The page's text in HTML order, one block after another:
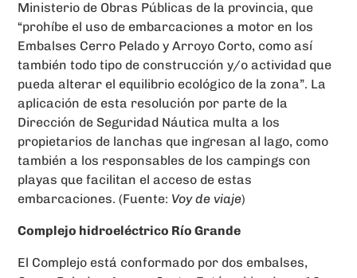
Ministerio de Obras Públicas de la provincia, que
“prohíbe el uso de embarcaciones a motor en los
Embalses Cerro Pelado y Arroyo Corto, como así
también todo tipo de construcción y/o actividad que
pueda alterar el equilibrio ecológico de la zona”. La
aplicación de esta resolución por parte de la
Dirección de Seguridad Náutica multa a los
propietarios de lanchas que ingresan al lago, como
también a los responsables de los campings con
playas que facilitan el acceso de estas
embarcaciones. (Fuente: Voy de viaje)
Complejo hidroeléctrico Río Grande
El Complejo está conformado por dos embalses,